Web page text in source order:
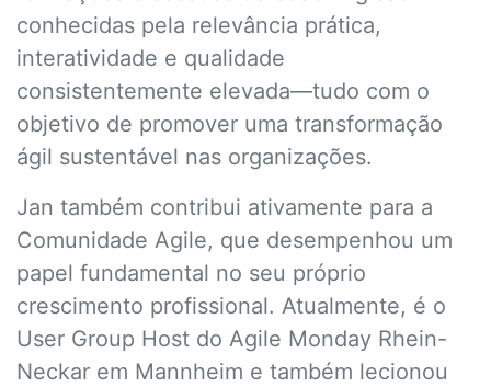
conhecidas pela relevância prática,
interatividade e qualidade
consistentemente elevada—tudo com o
objetivo de promover uma transformação
ágil sustentável nas organizações.
Jan também contribui ativamente para a
Comunidade Agile, que desempenhou um
papel fundamental no seu próprio
crescimento profissional. Atualmente, é o
User Group Host do Agile Monday Rhein-
Neckar em Mannheim e também lecionou